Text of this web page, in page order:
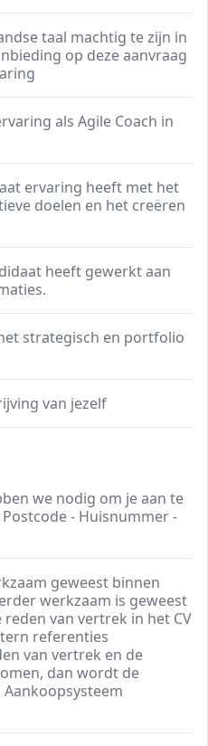
taal machtig te zijn in
op deze aanvraag
als Agile Coach in
ervaring heeft met het
doelen en het creëren
heeft gewerkt aan
strategisch en portfolio
van jezelf
we nodig om je aan te
- Huisnummer -
geweest binnen
werkzaam is geweest
van vertrek in het CV
referenties
van vertrek en de
dan wordt de